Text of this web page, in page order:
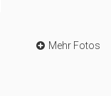
Mehr Fotos